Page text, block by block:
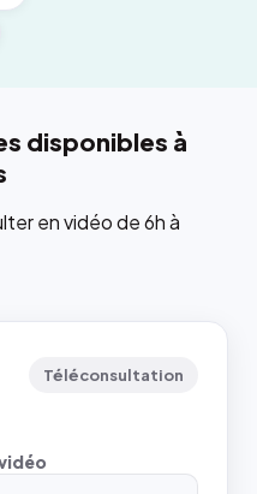
disponibles à
en vidéo de 6h à
Téléconsultation